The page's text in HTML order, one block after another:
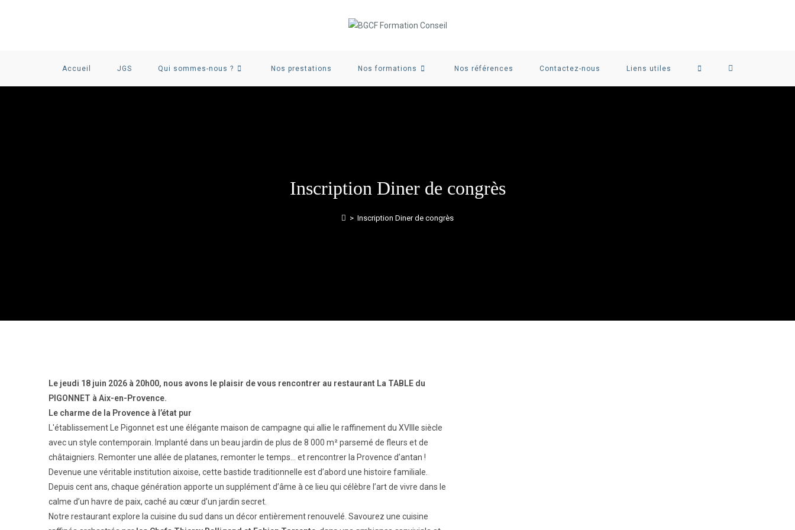
Accueil JGS Qui sommes-nous ? Nos prestations Nos formations Nos références Contactez-nous Liens utiles
Inscription Diner de congrès
> Inscription Diner de congrès
Le jeudi 18 juin 2026 à 20h00, nous avons le plaisir de vous rencontrer au restaurant La TABLE du
PIGONNET à Aix-en-Provence.
Le charme de la Provence à l’état pur
L'établissement Le Pigonnet est une élégante maison de campagne qui allie le raffinement du XVIIIe siècle
avec un style contemporain. Implanté dans un beau jardin de plus de 8 000 m² parsemé de fleurs et de
châtaigniers. Remonter une allée de platanes, remonter le temps… et rencontrer la Provence d’antan !
Devenue une véritable institution aixoise, cette bastide traditionnelle est d’abord une histoire familiale.
Depuis cent ans, chaque génération apporte un supplément d’âme à ce lieu qui célèbre l’art de vivre dans le
calme d’un havre de paix, caché au cœur d’un jardin secret.
Notre restaurant explore la cuisine du sud dans un décor entièrement renouvelé. Savourez une cuisine